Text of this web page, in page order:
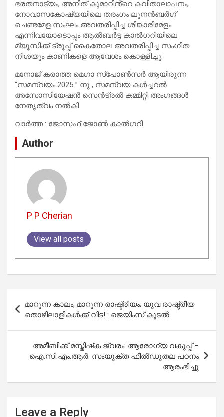
ഭരതനാട്യം, അനിത് കുമാറിൻ്റെ കവിതാലാപനം,
നോവാസകോഷ്യയിലെ തരംഗം ലുനൻബർഗ്
ചെണ്ടമേള സംഘം അവതരിപ്പിച്ച ശിങ്കാരിമേളം
എന്നിവയോടൊപ്പം ആൽബർട്ട കാൽഗറിയിലെ
മ്യൂസിക്ക് ട്രൂപ്പ് കൈതോല അവതരിപ്പിച്ച സംഗീത
നിശയും കാണികളെ ആവേശം കൊള്ളിച്ചു.
മനോജ്‌ കരാത്ത മെഗാ സ്പോൺസർ ആയിരുന്ന
“സമന്വയം 2025 ” നു , സമന്വയ കൾച്ചറൽ
അസോസിയേഷൻ സെൻട്രൽ കമ്മിറ്റി അംഗങ്ങൾ
നേതൃത്വം നൽകി.
വാർത്ത : ജോസഫ് ജോൺ കാൽഗറി.
Author
P P Cherian
View all posts
navigation
മാറുന്ന കാലം, മാറുന്ന രാഷ്ട്രീയം; യുവ രാഷ്ട്രീയ
തൊഴിലാളികൾക്ക് വിട! : ജെയിംസ് കൂടൽ
അമീബിക്ക് മസ്തിഷ്‌ക ജ്വരം: ആരോഗ്യ വകുപ്പ് –
ഐ.സി.എം.ആര്‍. സംയുക്ത ഫീല്‍ഡുതല പഠനം
ആരംഭിച്ചു
Leave a Reply